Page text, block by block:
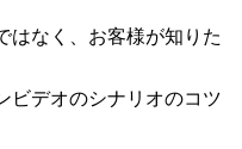
はなく、お客様が知りた
ビデオのシナリオのコツ